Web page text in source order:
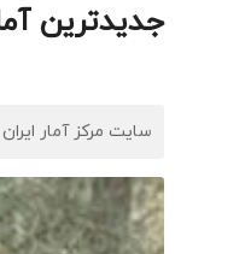
جدیدترین
سایت مرکز آمار ایران در